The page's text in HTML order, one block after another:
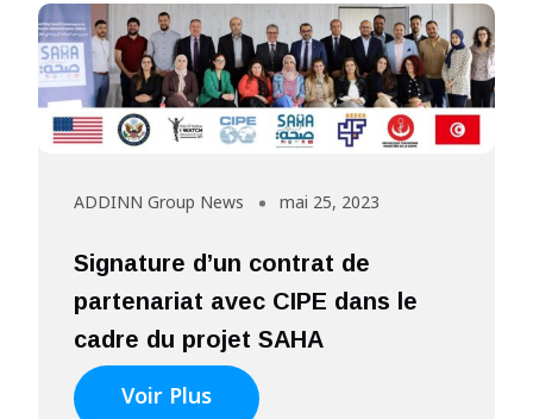
ADDINN Group News mai 25, 2023
Signature d’un contrat de
partenariat avec CIPE dans le
cadre du projet SAHA
Voir Plus